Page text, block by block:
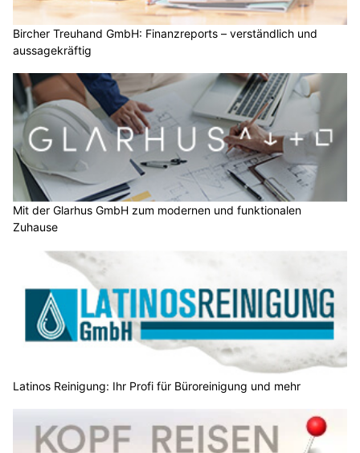
Bircher Treuhand GmbH: Finanzreports – verständlich und
aussagekräftig
Mit der Glarhus GmbH zum modernen und funktionalen
Zuhause
Latinos Reinigung: Ihr Profi für Büroreinigung und mehr